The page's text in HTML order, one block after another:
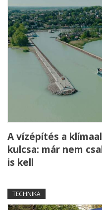
A vízépítés a
kulcsa: már nem
is kell
TECHNIKA